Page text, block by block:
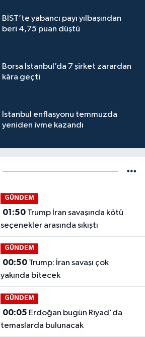
BİST’te yabancı payı yılbaşından
beri 4,75 puan düştü
Borsa İstanbul’da 7 şirket zarardan
kâra geçti
İstanbul enflasyonu temmuzda
yeniden ivme kazandı
GÜNDEM
01:50Trump İran savaşında kötü
seçenekler arasında sıkıştı
GÜNDEM
00:50Trump: İran savaşı çok
yakında bitecek
GÜNDEM
00:05
temaslarda bulunacak